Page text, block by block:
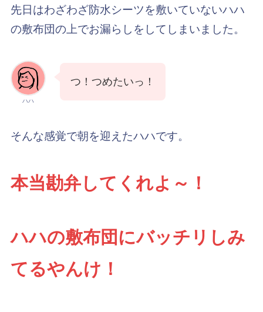
先日はわざわざ防水シーツを敷いていないハハ
の敷布団の上でお漏らしをしてしまいました。
ハハ
つ！つめたいっ！
そんな感覚で朝を迎えたハハです。
本当勘弁してくれよ～！
ハハの敷布団にバッチリしみ
てるやんけ！